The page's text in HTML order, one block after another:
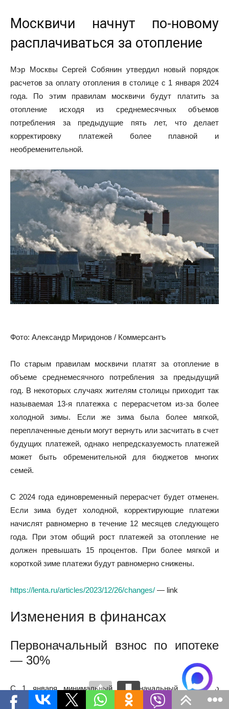
Москвичи начнут по-новому
расплачиваться за отопление
Мэр Москвы Сергей Собянин утвердил новый порядок
расчетов за оплату отопления в столице с 1 января 2024
года. По этим правилам москвичи будут платить за
отопление исходя из среднемесячных объемов
потребления за предыдущие пять лет, что делает
корректировку платежей более плавной и
необременительной.
Фото: Александр Миридонов / Коммерсантъ
По старым правилам москвичи платят за отопление в
объеме среднемесячного потребления за предыдущий
год. В некоторых случаях жителям столицы приходит так
называемая 13-я платежка с перерасчетом из-за более
холодной зимы. Если же зима была более мягкой,
переплаченные деньги могут вернуть или засчитать в счет
будущих платежей, однако непредсказуемость платежей
может быть обременительной для бюджетов многих
семей.
С 2024 года единовременный перерасчет будет отменен.
Если зима будет холодной, корректирующие платежи
начислят равномерно в течение 12 месяцев следующего
года. При этом общий рост платежей за отопление не
должен превышать 15 процентов. При более мягкой и
короткой зиме платежи будут равномерно снижены.
https://lenta.ru/articles/2023/12/26/changes/ — link
Изменения в финансах
Первоначальный взнос по ипотеке
— 30%
С 1 января минимальный первоначальный взнос по
ипотеке составит 30%. Такую сумму заемщику